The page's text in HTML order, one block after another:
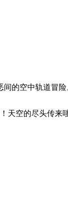
的空中轨道冒
天空的尽头传来